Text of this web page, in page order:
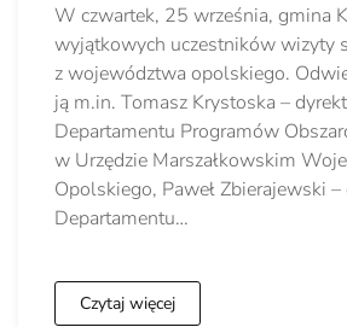
W czwartek, 25 września, gmina
wyjątkowych uczestników wizyty
z województwa opolskiego.
ją m.in. Tomasz Krystoska –
Departamentu Programów
w Urzędzie Marszałkowskim
Opolskiego, Paweł Zbierajewski
Departamentu…
Czytaj więcej